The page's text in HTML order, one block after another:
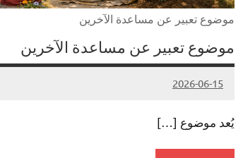
موضوع تعبير عن مساعدة الآخرين
موضوع تعبير عن مساعدة الآخرين
2026-06-15
Admin#
لا
تعليقات
يُعد موضوع […]